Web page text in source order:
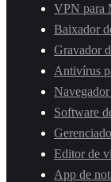
VPN para
Baixador
Gravador
Antivírus
Software
Editor de
App de